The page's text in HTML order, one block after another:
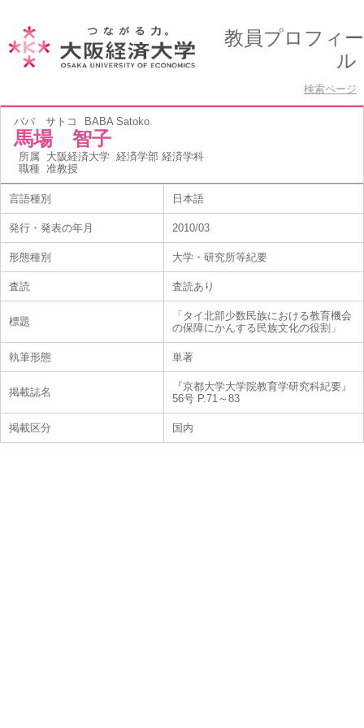
教員プロフィー
ル
検索ページ
ババ サトコ BABA Satoko
馬場 智子
所属 大阪経済大学 経済学部 経済学科
職種 准教授
言語種別 日本語
発行・発表の年月 2010/03
形態種別 大学・研究所等紀要
査読 査読あり
標題
「タイ北部少数民族における教育機会
の保障にかんする民族文化の役割」
執筆形態 単著
掲載誌名
『京都大学大学院教育学研究科紀要』
56号 P.71～83
掲載区分 国内